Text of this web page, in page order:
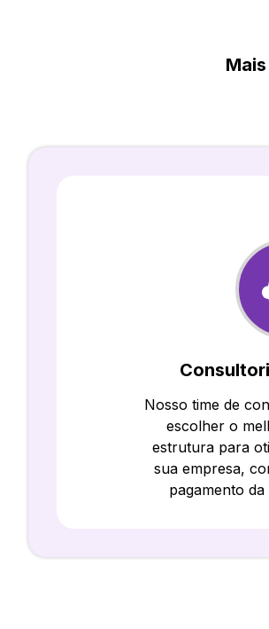
Nosso time de
escolher o
estrutura para
sua empresa,
pagamento